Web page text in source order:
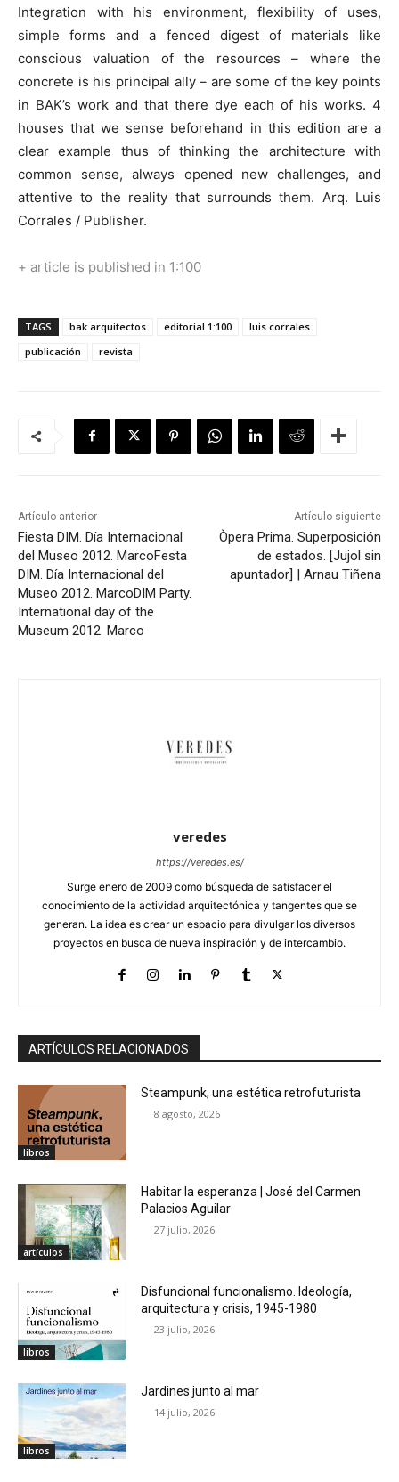
Integration with his environment, flexibility of uses,
simple forms and a fenced digest of materials like
conscious valuation of the resources – where the
concrete is his principal ally – are some of the key points
in BAK’s work and that there dye each of his works. 4
houses that we sense beforehand in this edition are a
clear example thus of thinking the architecture with
common sense, always opened new challenges, and
attentive to the reality that surrounds them. Arq. Luis
Corrales / Publisher.
+ article is published in 1:100
TAGS bak arquitectos editorial 1:100
luis corrales
publicación
revista
Artículo anterior
Fiesta DIM. Día Internacional
del Museo 2012. MarcoFesta
DIM. Día Internacional del
Museo 2012. MarcoDIM Party.
International day of the
Museum 2012. Marco
Artículo siguiente
Òpera Prima. Superposición
de estados. [Jujol sin
apuntador] | Arnau Tiñena
veredes
https://veredes.es/
Surge enero de 2009 como búsqueda de satisfacer el
conocimiento de la actividad arquitectónica y tangentes que se
generan. La idea es crear un espacio para divulgar los diversos
proyectos en busca de nueva inspiración y de intercambio.
ARTÍCULOS RELACIONADOS
libros
Steampunk, una estética retrofuturista
8 agosto, 2026
artículos
Habitar la esperanza | José del Carmen
Palacios Aguilar
27 julio, 2026
libros
Disfuncional funcionalismo. Ideología,
arquitectura y crisis, 1945-1980
23 julio, 2026
libros
Jardines junto al mar
14 julio, 2026